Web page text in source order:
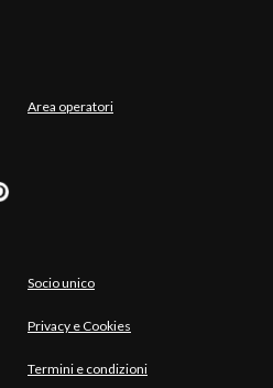
Area operatori
Socio unico
Privacy e Cookies
Termini e condizioni